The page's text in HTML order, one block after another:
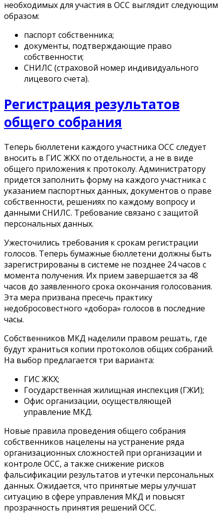
необходимых для участия в ОСС выглядит следующим
образом:
паспорт собственника;
документы, подтверждающие право
собственности;
СНИЛС (страховой номер индивидуального
лицевого счета).
Регистрация результатов
общего собрания
Теперь бюллетени каждого участника ОСС следует
вносить в ГИС ЖКХ по отдельности, а не в виде
общего приложения к протоколу. Администратору
придется заполнить форму на каждого участника с
указанием паспортных данных, документов о праве
собственности, решениях по каждому вопросу и
данными СНИЛС. Требование связано с защитой
персональных данных.
Ужесточились требования к срокам регистрации
голосов. Теперь бумажные бюллетени должны быть
зарегистрированы в системе не позднее 24 часов с
момента получения. Их прием завершается за 48
часов до заявленного срока окончания голосования.
Эта мера призвана пресечь практику
недобросовестного «добора» голосов в последние
часы.
Собственников МКД наделили правом решать, где
будут храниться копии протоколов общих собраний.
На выбор предлагается три варианта:
ГИС ЖКХ;
Государственная жилищная инспекция (ГЖИ);
Офис организации, осуществляющей
управление МКД.
Новые правила проведения общего собрания
собственников нацелены на устранение ряда
организационных сложностей при организации и
контроле ОСС, а также снижение рисков
фальсификации результатов и утечки персональных
данных. Ожидается, что принятые меры улучшат
ситуацию в сфере управления МКД и повысят
прозрачность принятия решений ОСС.